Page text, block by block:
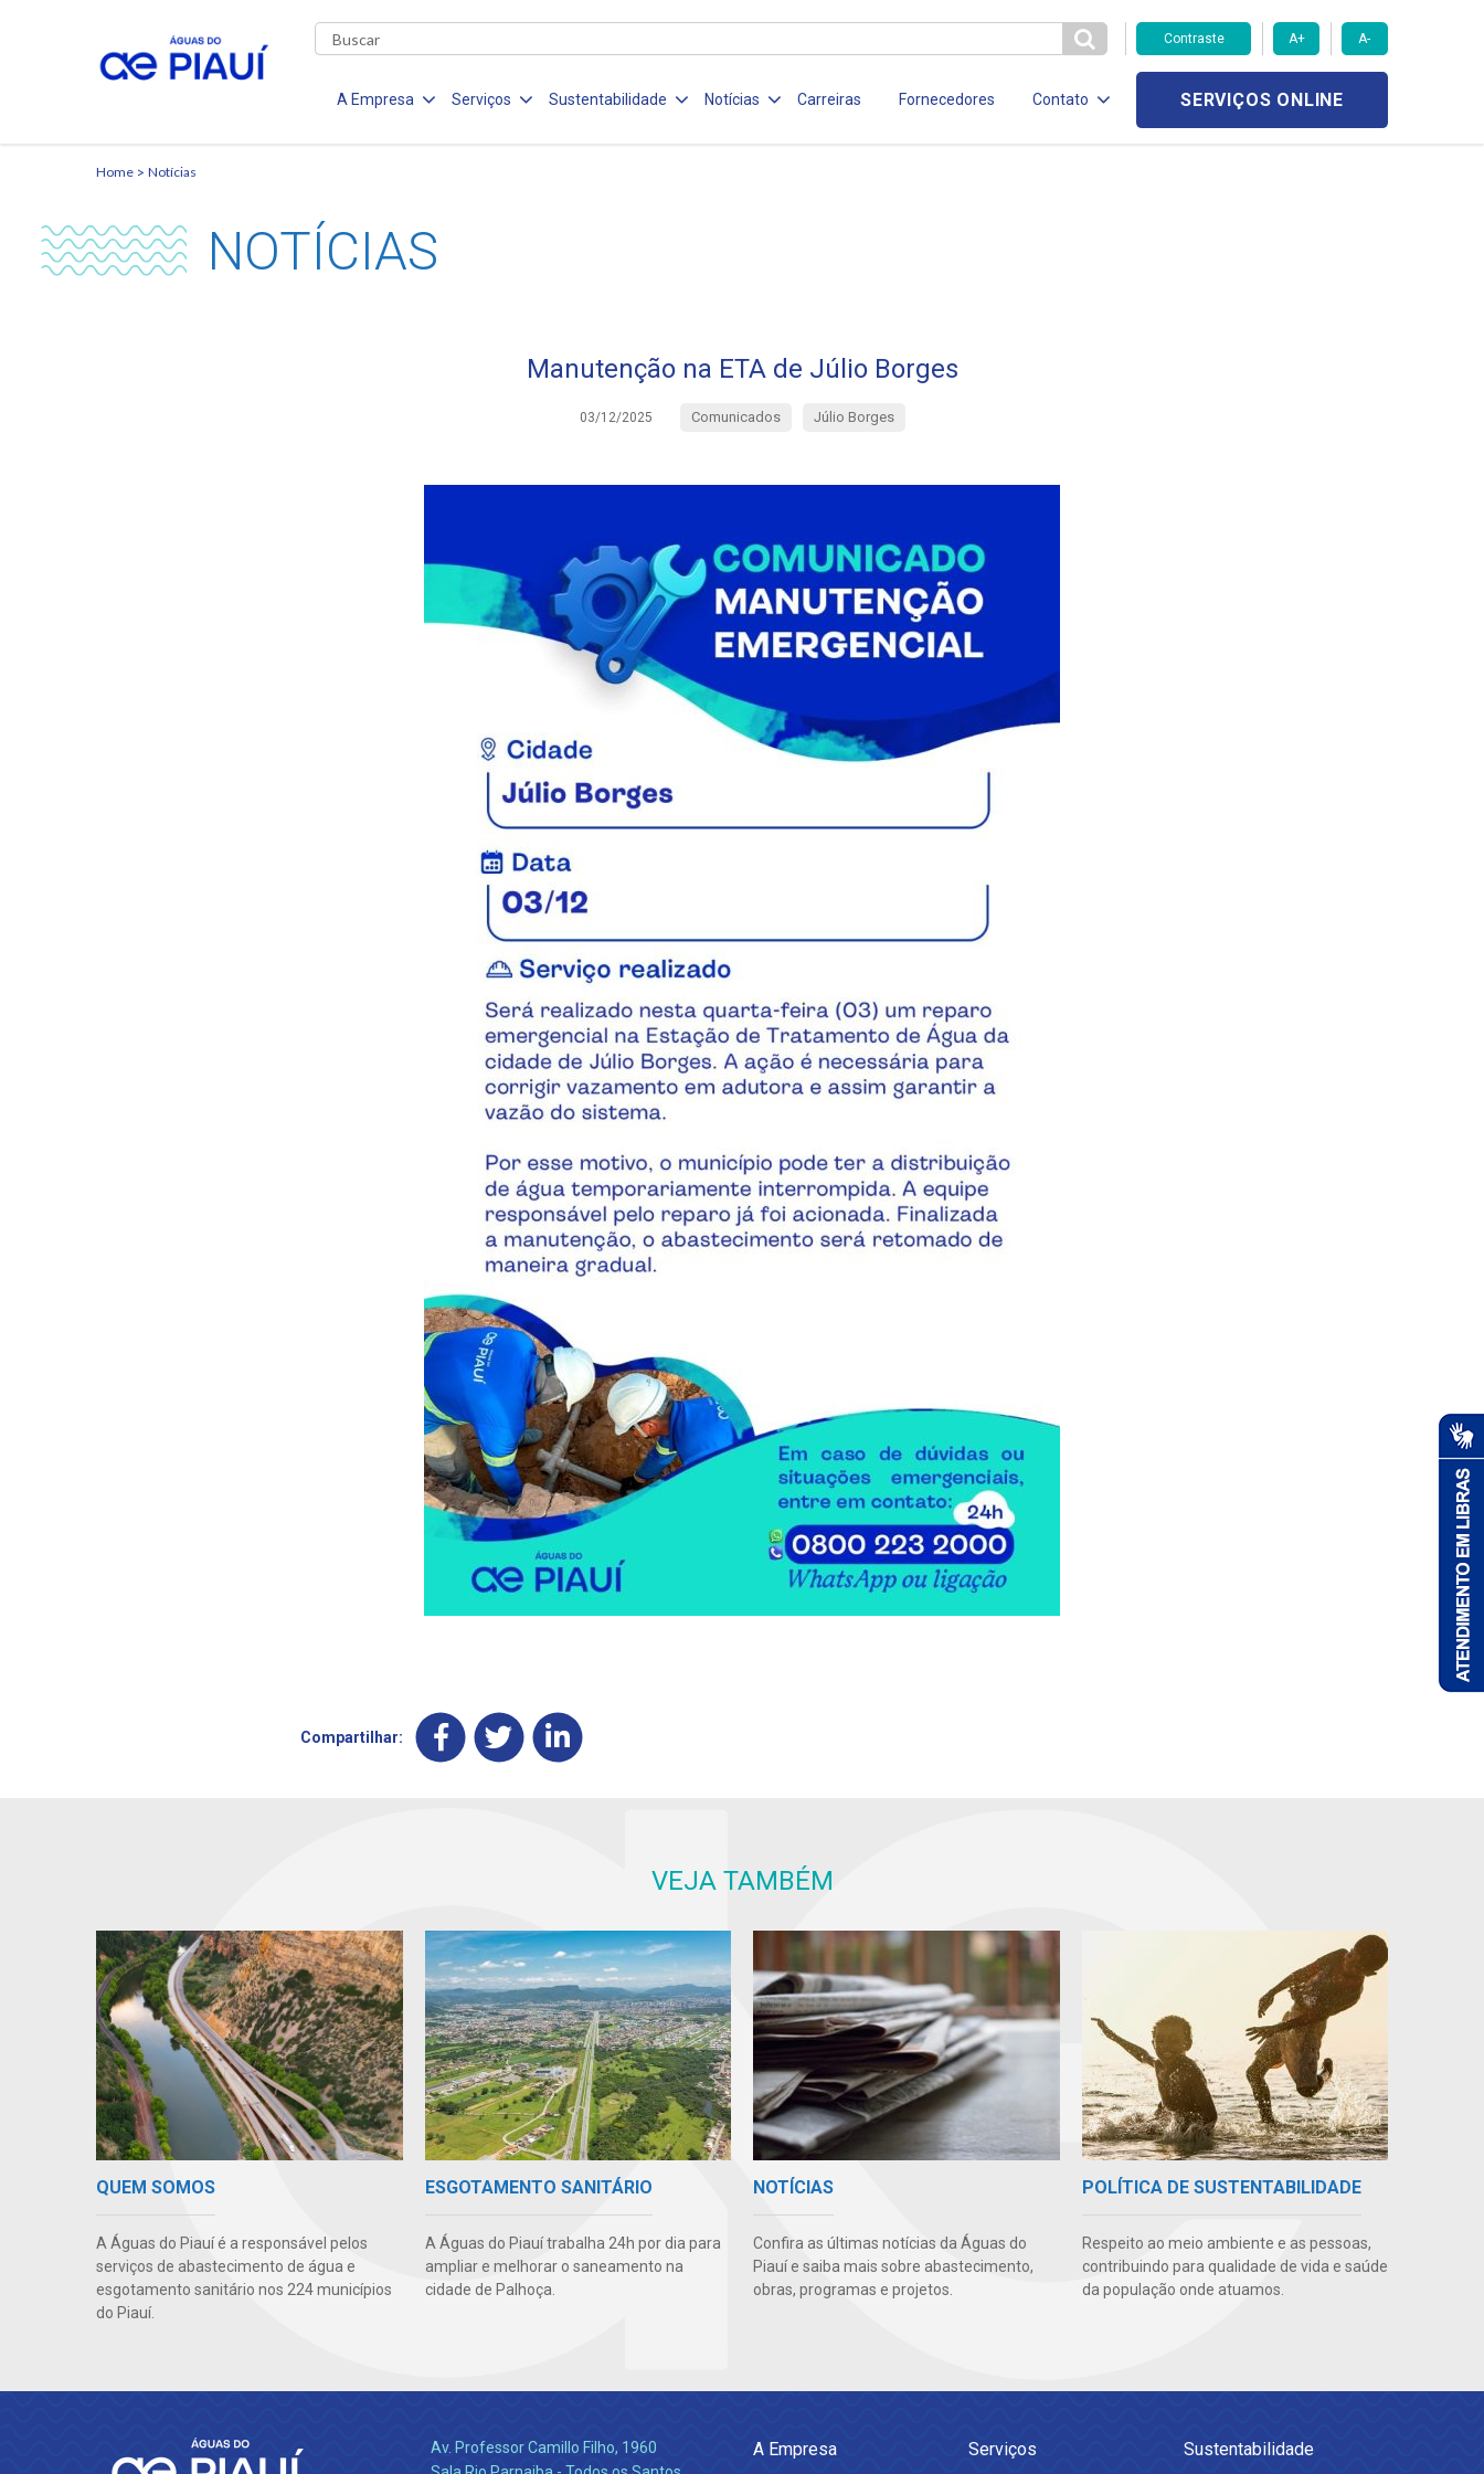
Contraste A+ A-
A Empresa Serviços Sustentabilidade Notícias Carreiras Fornecedores Contato SERVIÇOS ONLINE
Home Notícias
NOTÍCIAS
Manutenção na ETA de Júlio Borges
03/12/2025 Comunicados Júlio Borges
Compartilhar:
VEJA TAMBÉM
QUEM SOMOS
A Águas do Piauí é a responsável pelos
serviços de abastecimento de água e
esgotamento sanitário nos 224 municípios
do Piauí.
ESGOTAMENTO SANITÁRIO
A Águas do Piauí trabalha 24h por dia para
ampliar e melhorar o saneamento na
cidade de Palhoça.
NOTÍCIAS
Confira as últimas notícias da Águas do
Piauí e saiba mais sobre abastecimento,
obras, programas e projetos.
POLÍTICA DE SUSTENTABILIDADE
Respeito ao meio ambiente e as pessoas,
contribuindo para qualidade de vida e saúde
da população onde atuamos.
Av. Professor Camillo Filho, 1960
A Empresa Serviços Sustentabilidade